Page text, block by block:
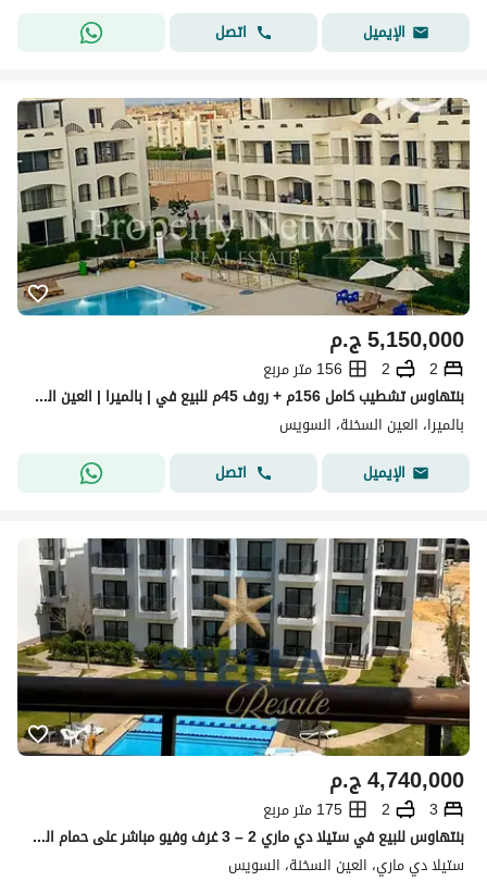
الإيميل
اتصل
ج.م5,150,000
2
2
156 متر مربع
بنتهاوس تشطيب كامل 156م + روف 45م للبيع في | بالميرا | العين السخنة فيو على حمام السباحة جاهز للاستلام الفوري
بالميرا، العين السخنة، السويس
الإيميل
اتصل
ج.م4,740,000
3
2
175 متر مربع
بنتهاوس للبيع في ستيلا دي ماري 2 – 3 غرف وفيو مباشر على حمام السباحة
ستيلا دي ماري، العين السخنة، السويس